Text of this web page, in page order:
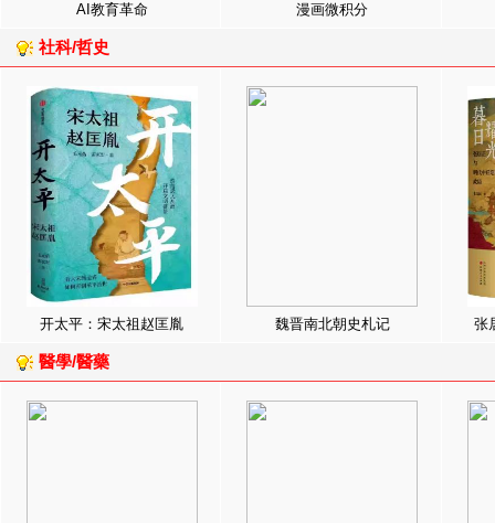
AI教育革命 漫画微积分
社科/哲史
开太平：宋太祖赵匡胤 魏晋南北朝史札记 张
醫學/醫藥